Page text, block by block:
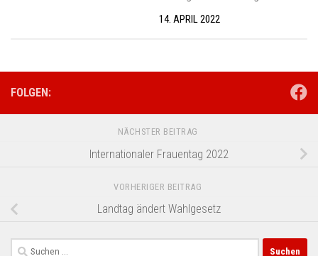
14. APRIL 2022
FOLGEN:
NÄCHSTER BEITRAG
Internationaler Frauentag 2022
VORHERIGER BEITRAG
Landtag ändert Wahlgesetz
Suchen